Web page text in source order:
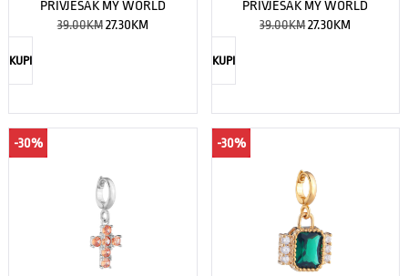
PRIVJESAK MY WORLD
39.00KM 27.30KM
KUPI
PRIVJESAK MY WORLD
39.00KM27.30KM
KUPI
-30% -30%